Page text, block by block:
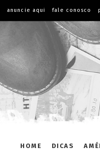
anuncie aqui fale conosco
HOME DICAS